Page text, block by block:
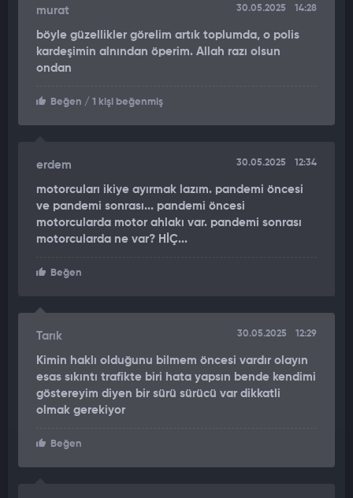
Polisin olay yerindeki soğukkanlı ve kararlı tutumu, olası bir
sürücüsüne yönelik yasal işlemlerin başlatıldığı öğrenildi.
murat 30.05.2025 14:28
böyle güzellikler görelim artık toplumda, o polis
kardeşimin alnından öperim. Allah razı olsun
ondan
Beğen / 1 kişi beğenmiş
erdem 30.05.2025 12:34
motorcuları ikiye ayırmak lazım. pandemi öncesi
ve pandemi sonrası... pandemi öncesi
motorcularda motor ahlakı var. pandemi sonrası
motorcularda ne var? HİÇ...
Beğen
Tarık 30.05.2025 12:29
Kimin haklı olduğunu bilmem öncesi vardır olayın
esas sıkıntı trafikte biri hata yapsın bende kendimi
göstereyim diyen bir sürü sürücü var dikkatli
olmak gerekiyor
Beğen